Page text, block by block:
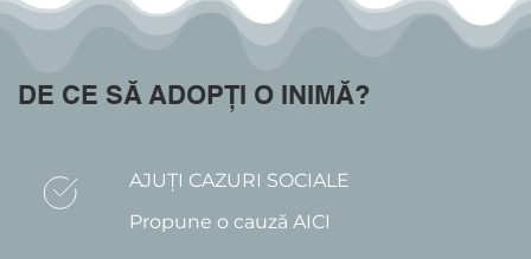
DE CE SĂ ADOPȚI O INIMĂ?
AJUȚI CAZURI SOCIALE
Propune o cauză AICI